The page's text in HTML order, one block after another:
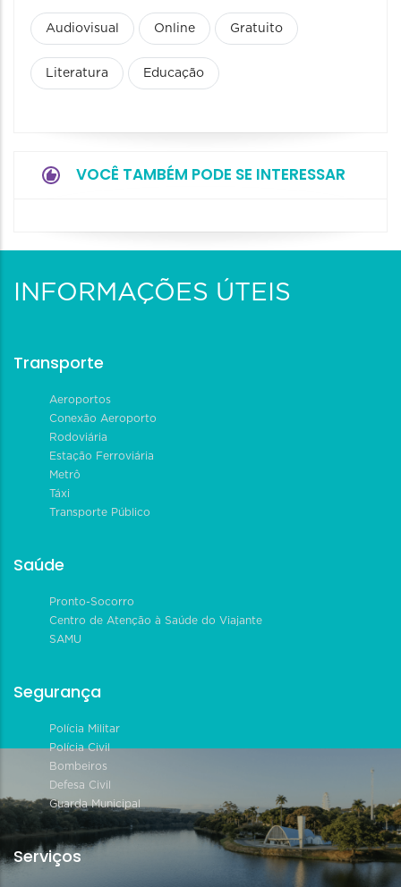
Audiovisual Online Gratuito
Literatura Educação
VOCÊ TAMBÉM PODE SE INTERESSAR
INFORMAÇÕES ÚTEIS
Transporte
Aeroportos
Conexão Aeroporto
Rodoviária
Estação Ferroviária
Metrô
Táxi
Transporte Público
Saúde
Pronto-Socorro
Centro de Atenção à Saúde do Viajante
SAMU
Segurança
Polícia Militar
Polícia Civil
Bombeiros
Defesa Civil
Guarda Municipal
Serviços